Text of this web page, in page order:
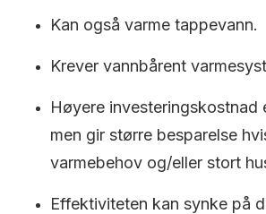
Kan også varme tappevann.
Krever vannbårent
Høyere investeringskostnad
men gir større besparelse
varmebehov og/eller stort
Effektiviteten kan synke på